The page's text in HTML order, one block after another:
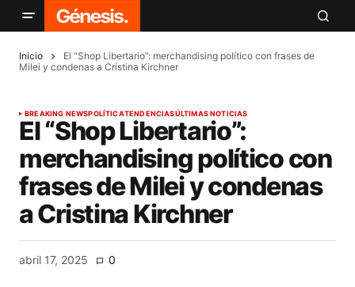
Inicio
El “Shop Libertario”: merchandising político con frases de
Milei y condenas a Cristina Kirchner
BREAKING NEWSPOLÍTICATENDENCIASÚLTIMAS NOTICIAS
El “Shop Libertario”:
merchandising político con
frases de Milei y condenas
a Cristina Kirchner
abril 17, 2025 0